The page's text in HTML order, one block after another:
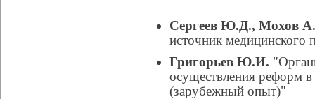
Сергеев Ю.Д., Мохов
источник медицинского
Григорьев Ю.И.
осуществления реформ
(зарубежный опыт)"